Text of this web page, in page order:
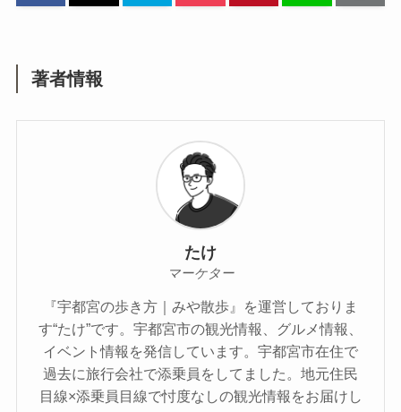
著者情報
たけ
マーケター
『宇都宮の歩き方｜みや散歩』を運営しておりま
す“たけ”です。宇都宮市の観光情報、グルメ情報、
イベント情報を発信しています。宇都宮市在住で
過去に旅行会社で添乗員をしてました。地元住民
目線×添乗員目線で忖度なしの観光情報をお届けし